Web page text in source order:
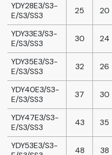
YDY28E3/S3-
E/S3/SS3
25 20
YDY33E3/S3-
E/S3/SS3
30 24
YDY35E3/S3-
E/S3/SS3
32 26
YDY40E3/S3-
E/S3/SS3
37 30
YDY47E3/S3-
E/S3/SS3
43 35
YDY53E3/S3-
48 38